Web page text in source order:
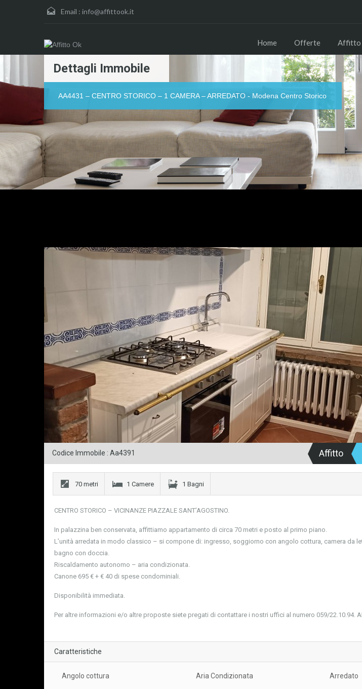
Email : info@affittook.it
Home Offerte Affitto
Dettagli Immobile
AA4431 – CENTRO STORICO – 1 CAMERA – ARREDATO - Modena Centro Storico
Codice Immobile : Aa4391 Affitto
70 metri 1 Camere 1 Bagni
CENTRO STORICO – VICINANZE PIAZZALE SANT’AGOSTINO.
In palazzina ben conservata, affittiamo appartamento di circa 70 metri e posto al primo piano.
L’unità arredata in modo classico – si compone di: ingresso, soggiorno con angolo cottura, camera da
bagno con doccia.
Riscaldamento autonomo – aria condizionata.
Canone 695 € + € 40 di spese condominiali.
Disponibilità immediata.
Per altre informazioni e/o altre proposte siete pregati di contattare i nostri uffici al numero 059/22.10.94.
Caratteristiche
Angolo cottura Aria Condizionata Arredato